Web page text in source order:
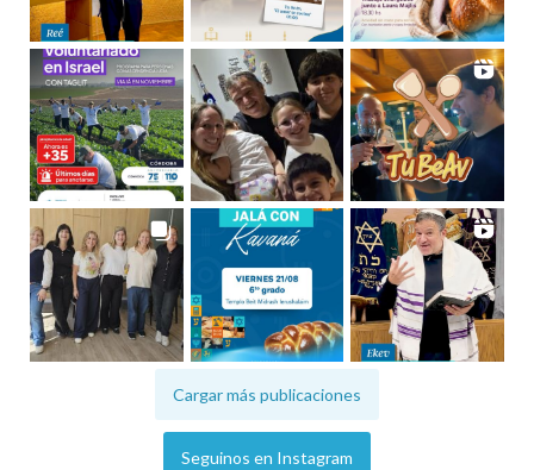
Cargar más publicaciones
Seguinos en Instagram